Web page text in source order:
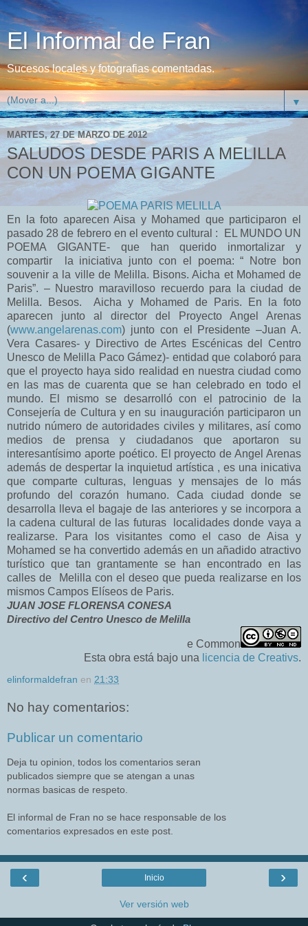
El Informal de Fran
Sucesos locales y fotografias comentadas.
▼
MARTES, 27 DE MARZO DE 2012
SALUDOS DESDE PARIS A MELILLA
CON UN POEMA GIGANTE
En la foto aparecen Aisa y Mohamed que participaron el
pasado 28 de febrero en el evento cultural : EL MUNDO UN
POEMA GIGANTE- que han querido inmortalizar y
compartir la iniciativa junto con el poema: “ Notre bon
souvenir a la ville de Melilla. Bisons. Aicha et Mohamed de
Paris”. – Nuestro maravilloso recuerdo para la ciudad de
Melilla. Besos. Aicha y Mohamed de Paris. En la foto
aparecen junto al director del Proyecto Angel Arenas
(www.angelarenas.com) junto con el Presidente –Juan A.
Vera Casares- y Directivo de Artes Escénicas del Centro
Unesco de Melilla Paco Gámez)- entidad que colaboró para
que el proyecto haya sido realidad en nuestra ciudad como
en las mas de cuarenta que se han celebrado en todo el
mundo. El mismo se desarrolló con el patrocinio de la
Consejería de Cultura y en su inauguración participaron un
nutrido número de autoridades civiles y militares, así como
medios de prensa y ciudadanos que aportaron su
interesantísimo aporte poético. El proyecto de Angel Arenas
además de despertar la inquietud artística , es una inicativa
que comparte culturas, lenguas y mensajes de lo más
profundo del corazón humano. Cada ciudad donde se
desarrolla lleva el bagaje de las anteriores y se incorpora a
la cadena cultural de las futuras localidades donde vaya a
realizarse. Para los visitantes como el caso de Aisa y
Mohamed se ha convertido además en un añadido atractivo
turístico que tan grantamente se han encontrado en las
calles de Melilla con el deseo que pueda realizarse en los
mismos Campos Elíseos de Paris.
JUAN JOSE FLORENSA CONESA
Directivo del Centro Unesco de Melilla
e Common
Esta obra está bajo una licencia de Creativs.
elinformaldefran en 21:33
No hay comentarios:
Publicar un comentario
Deja tu opinion, todos los comentarios seran
publicados siempre que se atengan a unas
normas basicas de respeto.
El informal de Fran no se hace responsable de los
comentarios expresados en este post.
‹ ›
Inicio
Ver versión web